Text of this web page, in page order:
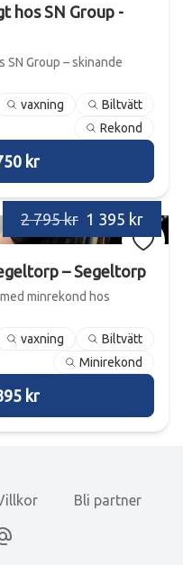
hos SN Group -
Group – skinande
vaxning
Biltvätt
Rekond
1 750 kr
2 795 kr 1 395 kr
– Segeltorp
minrekond hos
vaxning
Biltvätt
Minirekond
1 395 kr
Bli partner